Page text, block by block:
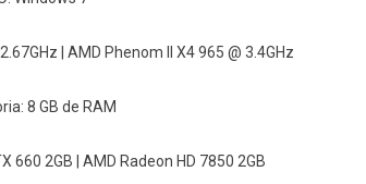
| AMD Phenom II X4 965 @ 3.4GHz
8 GB de RAM
660 2GB | AMD Radeon HD 7850 2GB